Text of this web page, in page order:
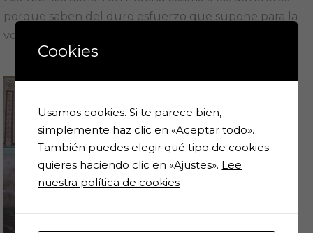
porque saben del duro esfuerzo que supone para la
voz el canto repetitivo de las mismas.
Cookies
Usamos cookies. Si te parece bien,
simplemente haz clic en «Aceptar todo».
También puedes elegir qué tipo de cookies
quieres haciendo clic en «Ajustes». Lee
nuestra política de cookies